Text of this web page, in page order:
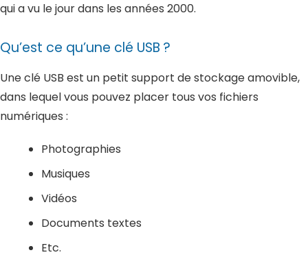
qui a vu le jour dans les années 2000.
Qu’est ce qu’une clé USB ?
Une clé USB est un petit support de stockage amovible,
dans lequel vous pouvez placer tous vos fichiers
numériques :
Photographies
Musiques
Vidéos
Documents textes
Etc.